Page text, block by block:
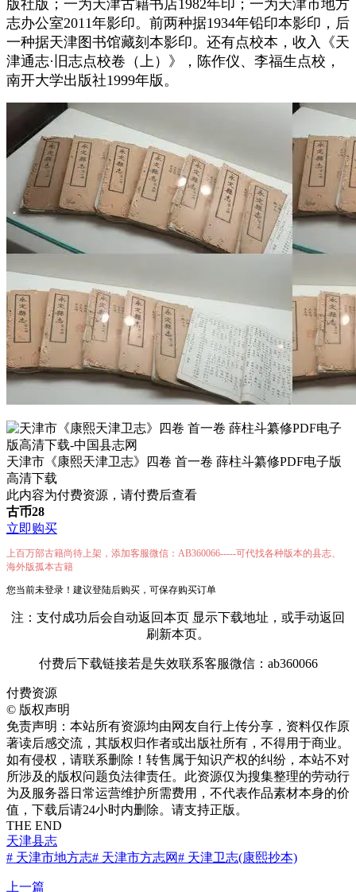
版社版；一为天津古籍书店1982年印；一为天津市地方
志办公室2011年影印。前两种据1934年铅印本影印，后
一种据天津图书馆藏刻本影印。还有点校本，收入《天
津通志·旧志点校卷（上）》，陈作仪、李福生点校，
南开大学出版社1999年版。
天津市《康熙天津卫志》四卷 首一卷 薛柱斗纂修PDF电子版
高清下载
此内容为付费资源，请付费后查看
古币28
立即购买
上百万部古籍尚待上架，添加客服微信：AB360066-----可代找各种版本的县志、
海外版孤本古籍
您当前未登录！建议登陆后购买，可保存购买订单
注：支付成功后会自动返回本页 显示下载地址，或手动返回
刷新本页。
付费后下载链接若是失效联系客服微信：ab360066
付费资源
© 版权声明
免责声明：本站所有资源均由网友自行上传分享，资料仅作原
著读后感交流，其版权归作者或出版社所有，不得用于商业。
如有侵权，请联系删除！转售属于知识产权的纠纷，本站不对
所涉及的版权问题负法律责任。此资源仅为搜集整理的劳动行
为及服务器日常运营维护所需费用，不代表作品素材本身的价
值，下载后请24小时内删除。请支持正版。
THE END
天津县志
# 天津市地方志# 天津市方志网# 天津卫志(康熙抄本)
上一篇